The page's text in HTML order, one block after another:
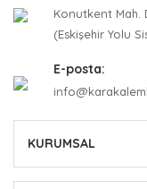
Konutkent Mah.
(Eskişehir Yolu
E-posta:
KURUMSAL